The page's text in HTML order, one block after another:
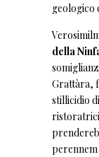
geologico
della
Grattàra,
stillicidio
ristoratrici
perennem